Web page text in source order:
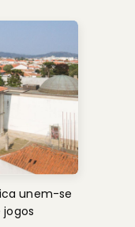
unem-se